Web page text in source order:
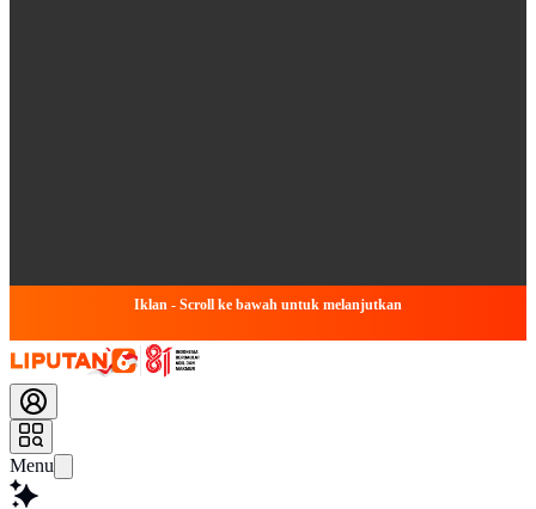
Iklan - Scroll ke bawah untuk melanjutkan
Menu